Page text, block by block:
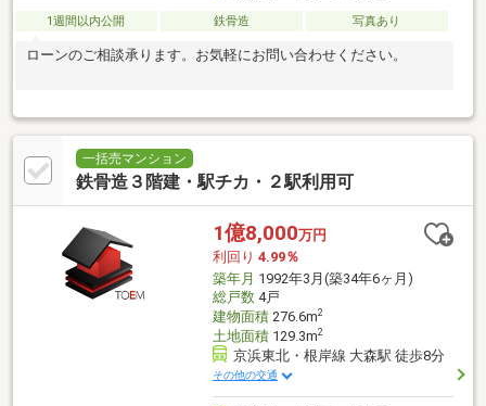
1週間以内公開 鉄骨造 写真あり
ローンのご相談承ります。お気軽にお問い合わせください。
一括売マンション
鉄骨造３階建・駅チカ・２駅利用可
1億8,000万円
利回り 4.99％
築年月 1992年3月(築34年6ヶ月)
総戸数4戸
建物面積276.6m2
土地面積129.3m2
京浜東北・根岸線 大森駅 徒歩8分
その他の交通